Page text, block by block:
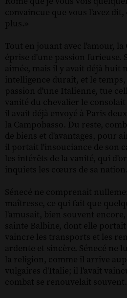
convaincue que vous l'avez
plus.»
Tout en jouant avec l'amour, la
éprise d'une passion furieuse.
aimée, mais il y avait déjà huit
intelligence durait, et le
passion d'une Italienne, tue
vanité du chevalier le
il avait déjà envoyé à Paris
la Campobasso. Du reste,
de biens et d'avantages, pour
il portait l'insouciance de son
les intérêts de la vanité, qui
inquiets les cœurs de sa nation.
Sénecé ne comprenait
maîtresse, ce qui fait que
l'amusait, bien souvent
sainte Balbine, dont elle
vaincre les transports et les
ardente et sincère. Sénecé ne
la religion, comme il arrive
vulgaires d'Italie; il l'avait
combat se renouvelait souvent.